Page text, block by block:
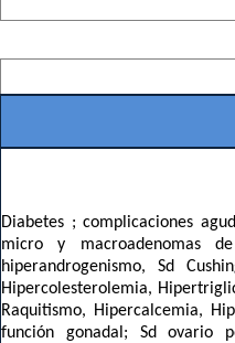
Diabetes ; complicaciones
micro y macroadenomas de
hiperandrogenismo, Sd
Hipercolesterolemia,
Raquitismo, Hipercalcemia,
función gonadal; Sd ovario